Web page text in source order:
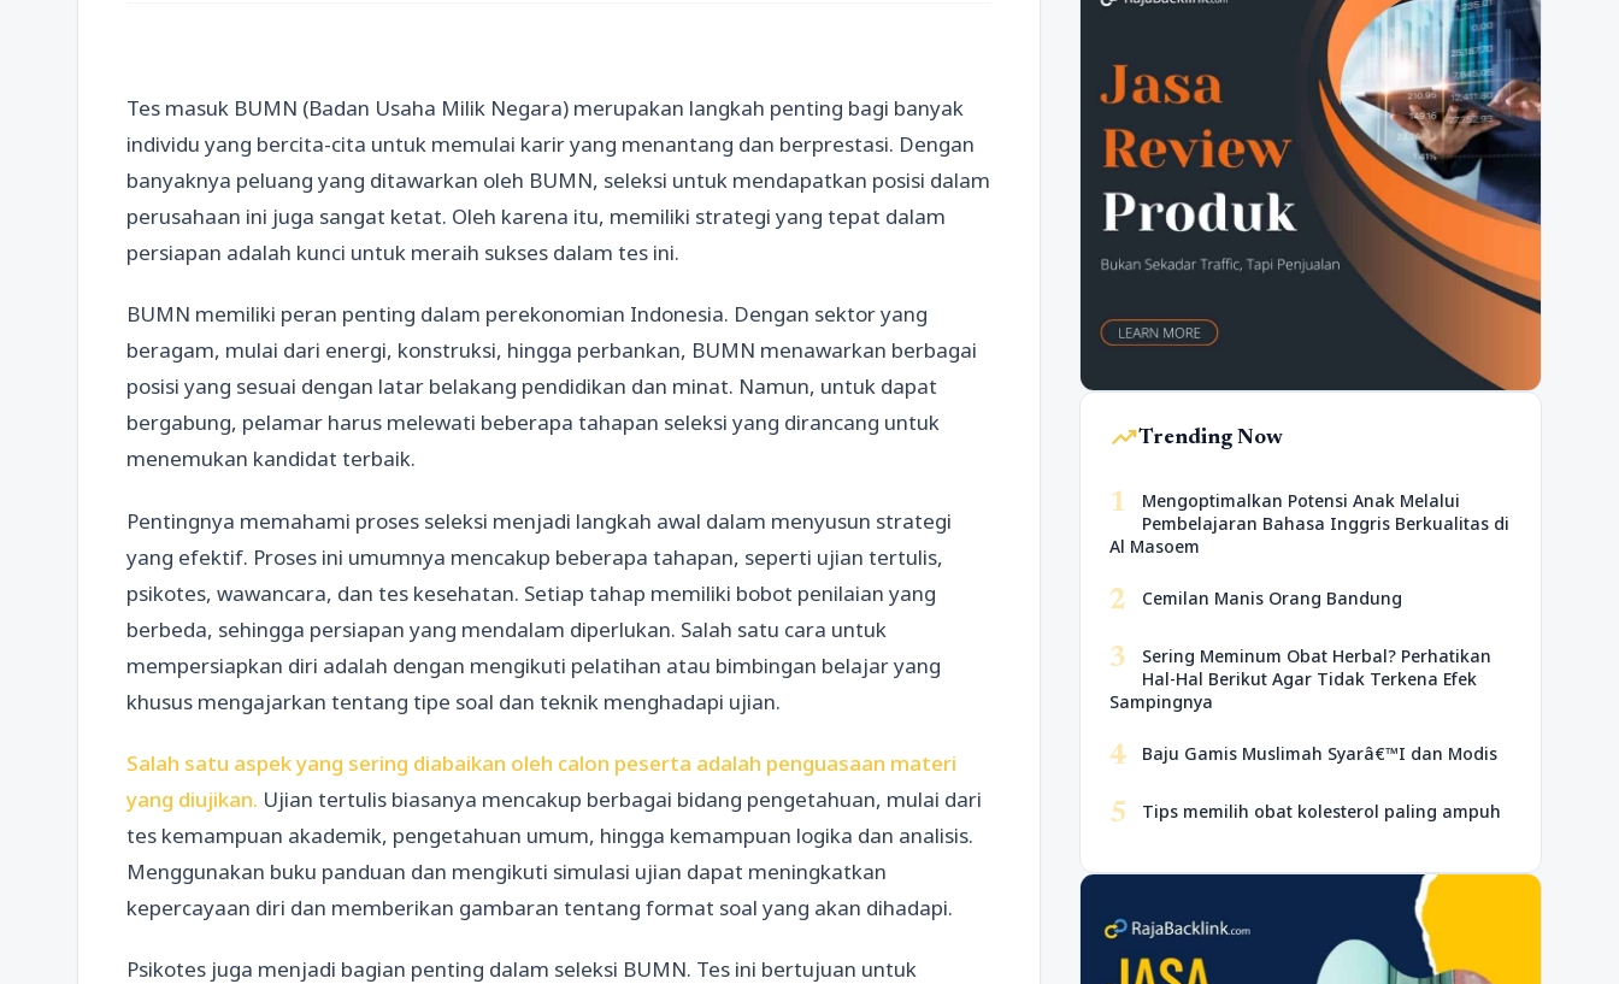
Tes masuk BUMN (Badan Usaha Milik Negara) merupakan langkah penting bagi banyak
individu yang bercita-cita untuk memulai karir yang menantang dan berprestasi. Dengan
banyaknya peluang yang ditawarkan oleh BUMN, seleksi untuk mendapatkan posisi dalam
perusahaan ini juga sangat ketat. Oleh karena itu, memiliki strategi yang tepat dalam
persiapan adalah kunci untuk meraih sukses dalam tes ini.
BUMN memiliki peran penting dalam perekonomian Indonesia. Dengan sektor yang
beragam, mulai dari energi, konstruksi, hingga perbankan, BUMN menawarkan berbagai
posisi yang sesuai dengan latar belakang pendidikan dan minat. Namun, untuk dapat
bergabung, pelamar harus melewati beberapa tahapan seleksi yang dirancang untuk
menemukan kandidat terbaik.
Pentingnya memahami proses seleksi menjadi langkah awal dalam menyusun strategi
yang efektif. Proses ini umumnya mencakup beberapa tahapan, seperti ujian tertulis,
psikotes, wawancara, dan tes kesehatan. Setiap tahap memiliki bobot penilaian yang
berbeda, sehingga persiapan yang mendalam diperlukan. Salah satu cara untuk
mempersiapkan diri adalah dengan mengikuti pelatihan atau bimbingan belajar yang
khusus mengajarkan tentang tipe soal dan teknik menghadapi ujian.
Salah satu aspek yang sering diabaikan oleh calon peserta adalah penguasaan materi
yang diujikan. Ujian tertulis biasanya mencakup berbagai bidang pengetahuan, mulai dari
tes kemampuan akademik, pengetahuan umum, hingga kemampuan logika dan analisis.
Menggunakan buku panduan dan mengikuti simulasi ujian dapat meningkatkan
kepercayaan diri dan memberikan gambaran tentang format soal yang akan dihadapi.
Psikotes juga menjadi bagian penting dalam seleksi BUMN. Tes ini bertujuan untuk
trending_upTrending Now
1
Mengoptimalkan Potensi Anak Melalui
Pembelajaran Bahasa Inggris Berkualitas di
Al Masoem
2 Cemilan Manis Orang Bandung
3
Sering Meminum Obat Herbal? Perhatikan
Hal-Hal Berikut Agar Tidak Terkena Efek
Sampingnya
4 Baju Gamis Muslimah Syarâ€™I dan Modis
5 Tips memilih obat kolesterol paling ampuh